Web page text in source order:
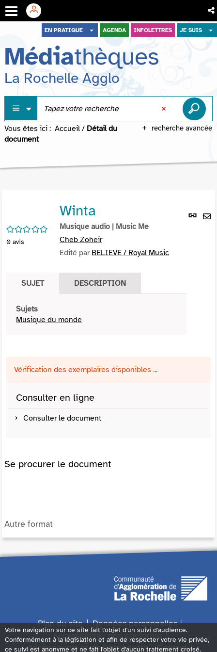
menu
contenu
recherche
EN PRATIQUE AGENDA INFOLETTRES JE SUIS
Médiathèques
La Rochelle Agglo
recherche avancée
Vous êtes ici : Accueil / Détail du
document
Lien
/5
0 avis
Winta
Musique audio | Music Me
Cheb Zoheir
Edité par BELIEVE / Royal Music
SUJET DESCRIPTION
Sujets
Musique du monde
Vérification des exemplaires disponibles ...
Consulter en ligne
Consulter le document
Se procurer le document
Autre format
Plan du site
Données personnelles
Accessibilité : non conforme
Accès sourds et malentendants
Contact
Votre navigation sur ce site fait l'objet d'un suivi d'audience.
Conformément à la législation et afin de respecter votre vie privée,
ce suivi est anonyme et ne fait l'objet d'aucun traitement croisé.